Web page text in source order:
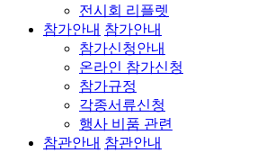
전시회 리플렛
참가안내 참가안내
참가신청안내
온라인 참가신청
참가규정
각종서류신청
행사 비품 관련
참관안내 참관안내